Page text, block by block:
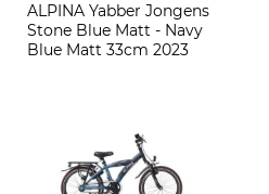
ALPINA Yabber Jongens
Stone Blue Matt - Navy
Blue Matt 33cm 2023